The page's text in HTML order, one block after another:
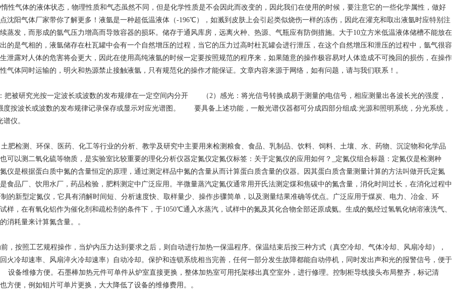
性气体的液体状态，物理性质和气态虽然不同，但是化学性质是不会因此而改变的，因此我们在使用的时候，要注意它的一些化学属性，做好
沈阳气体厂家带你了解更多！液氩是一种超低温液体（-196℃），如溅到皮肤上会引起类似烧伤一样的冻伤，因此在灌充和取出液氩时应特别注
发，而形成的氩气压力增高而导致容器的损坏。储存于通风库房，远离火种、热源、气瓶应有防倒措施。大于10立方米低温液体储槽不能放在
的是气相的，液氩储存在杜瓦罐中会有一个自然增压的过程，当它的压力过高时杜瓦罐会进行泄压，在这个自然增压和泄压的过程中，氩气很容
泄露对人体的危害将会更大，因此在使用高纯液氩的时候一定要按照规范的程序来，如果随意的操作极容易对人体造成不可挽回的损伤，在操作
体同时运输的，明火和热源禁止接触液氩，只有规范化的操作才能保证。文章内容来源于网络，如有问题，请与我们联系！。
究光按一定波长或波数的发布规律在一定空间内分开 （2）感光：将光信号转换成易于测量的电信号，相应测量出各波长光的强度，
波长或波数的发布规律记录保存或显示对应光谱图。 要具备上述功能，一般光谱仪器都可分成四部分组成:光源和照明系统，分光系统，
仪。
肥检测、环保、医药、化工等行业的分析、教学及研究中主要用来检测粮食、食品、乳制品、饮料、饲料、土壤、水、药物、沉淀物和化学品
可以测二氧化硫等物质，是实验室比较重要的理化分析仪器定氮仪定氮仪标签：关于定氮仪的应用如何？_定氮仪组合标题：定氮仪是检测种
仪是根据蛋白质中氮的含量恒定的原理，通过测定样品中氮的含量从而计算蛋白质含量的仪器。因其蛋白质含量测量计算的方法叫做开氏定氮
品厂、饮用水厂，药品检验，肥料测定中广泛应用。半微量蒸汽定氮仪通常用开氏法测定煤和焦碳中的氮含量，消化时间过长，在消化过程中
的新型定氮仪，它具有消解时间短、分析速度快、取样量少、操作步骤简单，以及测量结果准确等优点。广泛应用于煤炭、电力、冶金、环
，在有氧化铝作为催化剂和疏松剂的条件下，于1050℃通入水蒸汽，试样中的氮及其化合物全部还原成氨。生成的氨经过氢氧化钠溶液洗气、
消耗量来计算氮含量。。
，按照工艺规程操作，当炉内压力达到要求之后，则自动进行加热一保温程序。保温结束后按三种方式（真空冷却、气体冷却、风扇冷却），
火冷却速率、风扇淬火冷却速率）自动冷却。保护和连锁系统相当完善，任何一部分发生故障都能自动停机，同时发出声和光的报警信号，便于
维修方便。石墨棒加热元件可单件从炉室直接更换，整体加热室可用托架移出真空室外，进行修理。控制柜导线接头布局整齐，标记清
便，例如钼片可单片更换，大大降低了设备的维修费用。。